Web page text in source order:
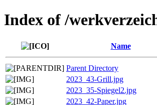
Index of /
Name
Parent Directory
2023_43-Grill.jpg
2023_35-Spiegel2.jpg
2023_42-Paper.jpg